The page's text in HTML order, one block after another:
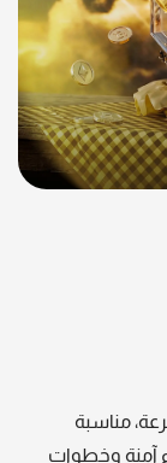
مناسبة
آمنة وخطوات